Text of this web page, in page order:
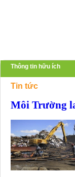
Thông tin hữu ích
Tin tức
Môi Trường